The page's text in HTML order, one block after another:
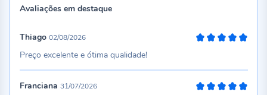
Avaliações em destaque
Thiago 02/08/2026
Preço excelente e ótima qualidade!
Franciana 31/07/2026